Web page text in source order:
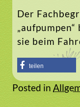
Der
sie beim
teilen
Posted in